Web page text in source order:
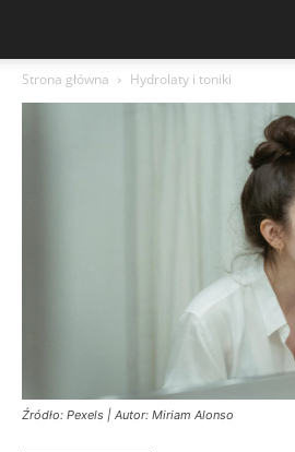
Strona główna Hydrolaty i toniki
Źródło: Pexels | Autor: Miriam Alonso